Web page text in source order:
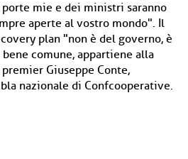
porte mie e dei ministri saranno
aperte al vostro mondo". Il
plan "non è del governo, è
bene comune, appartiene alla
Giuseppe Conte,
nazionale di Confcooperative.